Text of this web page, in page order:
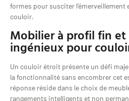
formes pour susciter
couloir.
Mobilier à profil fin
ingénieux pour
Un couloir étroit présente un défi
la fonctionnalité sans encombrer cet
réponse réside dans le choix de
rangements intelligents et non